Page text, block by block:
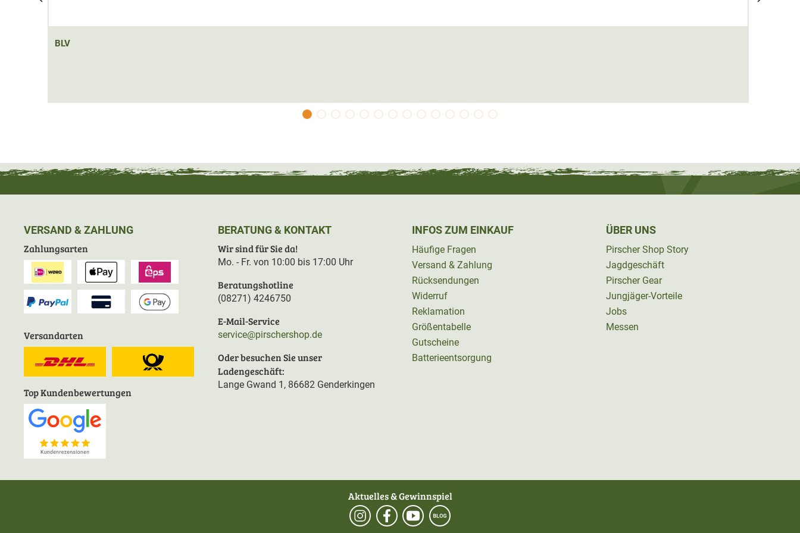
Zwei sehr erfahrene Praktiker haben sich deshalb zusammengetan, um mit ihrem Wissen
BLV
VERSAND & ZAHLUNG
Zahlungsarten
Versandarten
Top Kundenbewertungen
BERATUNG & KONTAKT
Wir sind für Sie da!
Mo. - Fr. von 10:00 bis 17:00 Uhr
Beratungshotline
(08271) 4246750
E-Mail-Service
service@pirschershop.de
Oder besuchen Sie unser
Ladengeschäft:
Lange Gwand 1, 86682 Genderkingen
INFOS ZUM EINKAUF
Häufige Fragen
Versand & Zahlung
Rücksendungen
Widerruf
Reklamation
Größentabelle
Gutscheine
Batterieentsorgung
ÜBER UNS
Pirscher Shop Story
Jagdgeschäft
Pirscher Gear
Jungjäger-Vorteile
Jobs
Messen
Aktuelles & Gewinnspiel